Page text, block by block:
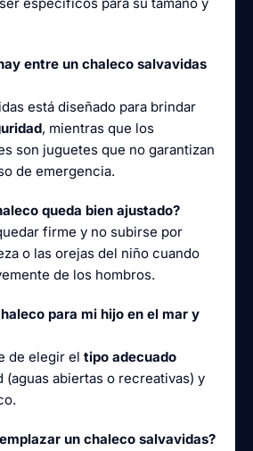
entre un chaleco salvavidas
está diseñado para brindar
, mientras que los
son juguetes que no garantizan
de emergencia.
queda bien ajustado?
firme y no subirse por
o las orejas del niño cuando
de los hombros.
para mi hijo en el mar y
de elegir el tipo adecuado
(aguas abiertas o recreativas) y
un chaleco salvavidas?